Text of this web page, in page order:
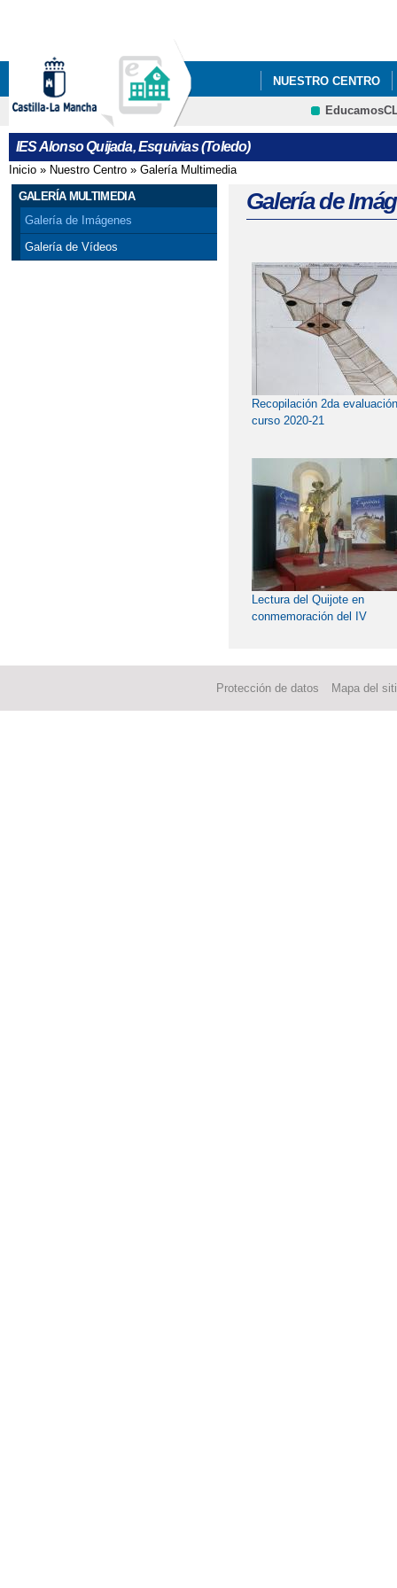
NUESTRO CENTRO
ADMISIÓN CURSO
IES Alonso Quijada, Esquivias (Toledo)
Se encuentra usted aquí
Inicio » Nuestro Centro » Galería Multimedia
GALERÍA MULTIMEDIA
Galería de Imágenes
Galería de Vídeos
Galería de
Recopilación 2da evaluación
curso 2020-21
Lectura del Quijote en
conmemoración del IV
Protección de datos Mapa del